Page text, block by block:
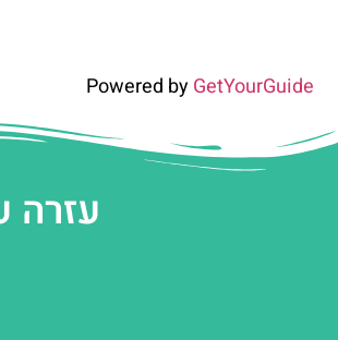
Powered byGetYourGuide
עזרה